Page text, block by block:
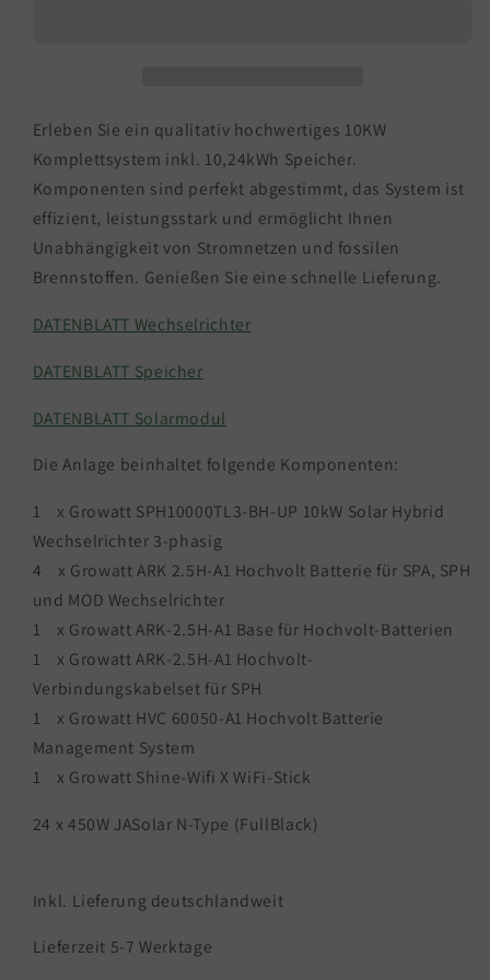
inkl.
Lieferung
deutschlandweit
inkl.
Lieferung
deutschlandweit
Erleben Sie ein qualitativ hochwertiges 10KW
Komplettsystem inkl. 10,24kWh Speicher.
Komponenten sind perfekt abgestimmt, das System ist
effizient, leistungsstark und ermöglicht Ihnen
Unabhängigkeit von Stromnetzen und fossilen
Brennstoffen. Genießen Sie eine schnelle Lieferung.
DATENBLATT Wechselrichter
DATENBLATT Speicher
DATENBLATT Solarmodul
Die Anlage beinhaltet folgende Komponenten:
1 x Growatt SPH10000TL3-BH-UP 10kW Solar Hybrid
Wechselrichter 3-phasig
4 x Growatt ARK 2.5H-A1 Hochvolt Batterie für SPA, SPH
und MOD Wechselrichter
1 x Growatt ARK-2.5H-A1 Base für Hochvolt-Batterien
1 x Growatt ARK-2.5H-A1 Hochvolt-
Verbindungskabelset für SPH
1 x Growatt HVC 60050-A1 Hochvolt Batterie
Management System
1 x Growatt Shine-Wifi X WiFi-Stick
24 x 450W JASolar N-Type (FullBlack)
Inkl. Lieferung deutschlandweit
Lieferzeit 5-7 Werktage